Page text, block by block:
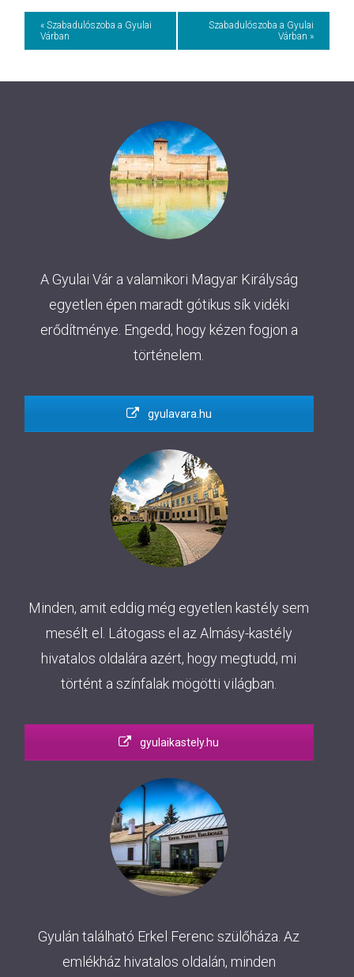
Event
Navigation
« Szabadulószoba a Gyulai
Várban
Szabadulószoba a Gyulai
Várban »
A Gyulai Vár a valamikori Magyar Királyság
egyetlen épen maradt gótikus sík vidéki
erődítménye. Engedd, hogy kézen fogjon a
történelem.
gyulavara.hu
Minden, amit eddig még egyetlen kastély sem
mesélt el. Látogass el az Almásy-kastély
hivatalos oldalára azért, hogy megtudd, mi
történt a színfalak mögötti világban.
gyulaikastely.hu
Gyulán található Erkel Ferenc szülőháza. Az
emlékház hivatalos oldalán, minden